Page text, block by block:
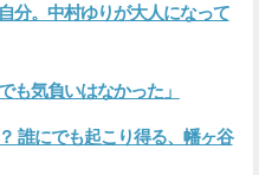
分。中村ゆりが大人になって
も気負いはなかった」
誰にでも起こり得る、幡ヶ谷